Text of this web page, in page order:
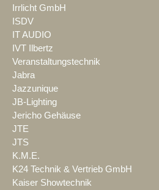
Irrlicht GmbH
ISDV
IT AUDIO
IVT Ilbertz
Veranstaltungstechnik
Jabra
Jazzunique
JB-Lighting
Jericho Gehäuse
JTE
JTS
K.M.E.
K24 Technik & Vertrieb GmbH
Kaiser Showtechnik